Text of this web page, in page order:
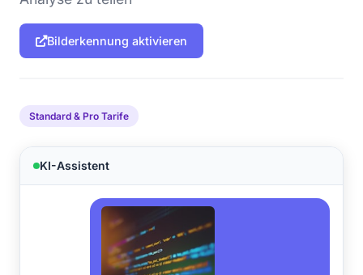
Bilderkennung aktivieren
Standard & Pro Tarife
KI-Assistent